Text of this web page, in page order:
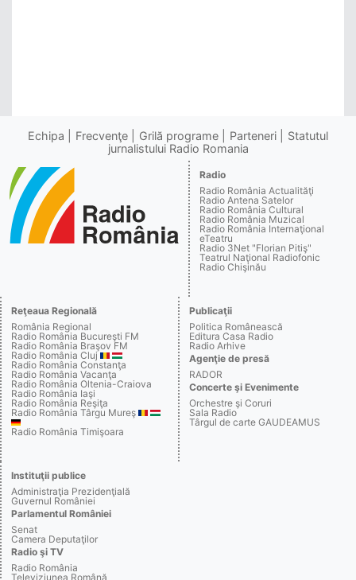
Echipa Frecvenţe Grilă programe Parteneri
Statutul
jurnalistului Radio Romania
Radio
Radio România Actualităţi
Radio Antena Satelor
Radio România Cultural
Radio România Muzical
Radio România Internaţional
eTeatru
Radio 3Net "Florian Pitiş"
Teatrul Naţional Radiofonic
Radio Chişinău
Reţeaua Regională
România Regional
Radio România Bucureşti FM
Radio România Braşov FM
Radio România Cluj
Radio România Constanţa
Radio România Vacanţa
Radio România Oltenia-Craiova
Radio România Iaşi
Radio România Reşiţa
Radio România Târgu Mureş
Radio România Timişoara
Publicaţii
Politica Românească
Editura Casa Radio
Radio Arhive
Agenţie de presă
RADOR
Concerte şi Evenimente
Orchestre şi Coruri
Sala Radio
Târgul de carte GAUDEAMUS
Instituţii publice
Administraţia Prezidenţială
Guvernul României
Parlamentul României
Senat
Camera Deputaţilor
Radio şi TV
Radio România
Televiziunea Română